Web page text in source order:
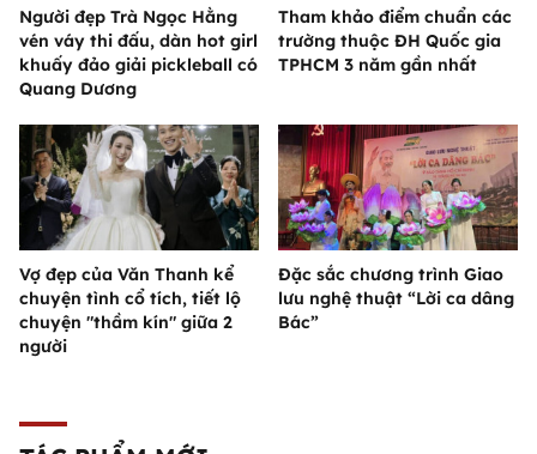
Người đẹp Trà Ngọc Hằng
vén váy thi đấu, dàn hot girl
khuấy đảo giải pickleball có
Quang Dương
Tham khảo điểm chuẩn các
trường thuộc ĐH Quốc gia
TPHCM 3 năm gần nhất
Vợ đẹp của Văn Thanh kể
chuyện tình cổ tích, tiết lộ
chuyện "thầm kín" giữa 2
người
Đặc sắc chương trình Giao
lưu nghệ thuật “Lời ca dâng
Bác”